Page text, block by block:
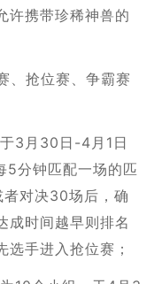
许携带珍稀神兽的
、抢位赛、争霸赛
3月30日-4月1日
分钟匹配一场的匹
对决30场后，确
成时间越早则排名
手进入抢位赛；